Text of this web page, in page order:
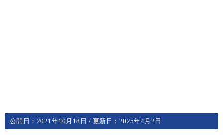
公開日： 2021年10月18日 / 更新日： 2025年4月2日